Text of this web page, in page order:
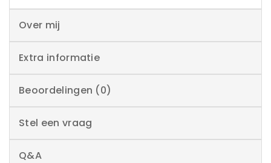
Over mij
Extra informatie
Beoordelingen (0)
Stel een vraag
Q&A